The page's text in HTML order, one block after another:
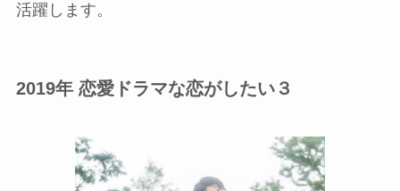
活躍します。
2019年 恋愛ドラマな恋がしたい３